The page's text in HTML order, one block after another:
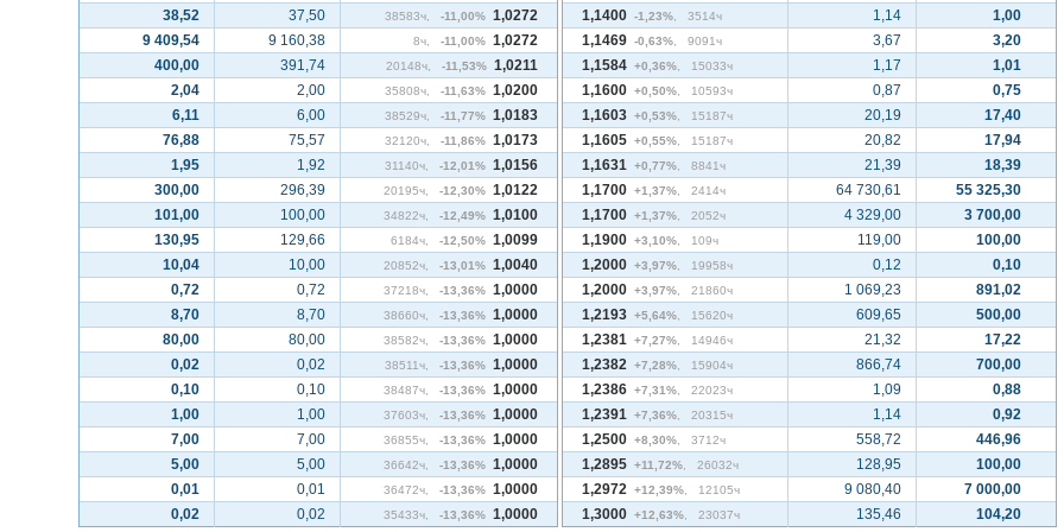
38,52
37,50 38583ч,-11,00% 1,0272
9 409,54
9 160,38 8ч,-11,00% 1,0272
400,00
391,74 20148ч,-11,53% 1,0211
2,04
2,00 35808ч,-11,63% 1,0200
6,11
6,00 38529ч,-11,77% 1,0183
76,88
75,57 32120ч,-11,86% 1,0173
1,95
1,92 31140ч,-12,01% 1,0156
300,00
296,39 20195ч,-12,30% 1,0122
101,00
100,00 34822ч,-12,49% 1,0100
130,95
129,66 6184ч,-12,50% 1,0099
10,04
10,00 20852ч,-13,01% 1,0040
0,72
0,72 37218ч,-13,36% 1,0000
8,70
8,70 38660ч,-13,36% 1,0000
80,00
80,00 38582ч,-13,36% 1,0000
0,02
0,02 38511ч,-13,36% 1,0000
0,10
0,10 38487ч,-13,36% 1,0000
1,00
1,00 37603ч,-13,36% 1,0000
7,00
7,00 36855ч,-13,36% 1,0000
5,00
5,00 36642ч,-13,36% 1,0000
0,01
0,01 36472ч,-13,36% 1,0000
0,02
0,02 35433ч,-13,36% 1,0000
1,1400 -1,23% , 3514ч 1,14
1,00
1,1469 -0,63% , 9091ч 3,67
3,20
1,1584 +0,36% , 15033ч 1,17
1,01
1,1600 +0,50% , 10593ч 0,87
0,75
1,1603 +0,53% , 15187ч 20,19
17,40
1,1605 +0,55% , 15187ч 20,82
17,94
1,1631 +0,77% , 8841ч 21,39
18,39
1,1700 +1,37% , 2414ч 64 730,61
55 325,30
1,1700 +1,37% , 2052ч 4 329,00
3 700,00
1,1900 +3,10% , 109ч 119,00
100,00
1,2000 +3,97% , 19958ч 0,12
0,10
1,2000 +3,97% , 21860ч 1 069,23
891,02
1,2193 +5,64% , 15620ч 609,65
500,00
1,2381 +7,27% , 14946ч 21,32
17,22
1,2382 +7,28% , 15904ч 866,74
700,00
1,2386 +7,31% , 22023ч 1,09
0,88
1,2391 +7,36% , 20315ч 1,14
0,92
1,2500 +8,30% , 3712ч 558,72
446,96
1,2895 +11,72% , 26032ч 128,95
100,00
1,2972 +12,39% , 12105ч 9 080,40
7 000,00
1,3000 +12,63% , 23037ч 135,46 104,20